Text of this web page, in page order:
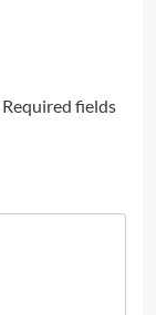
Required fields